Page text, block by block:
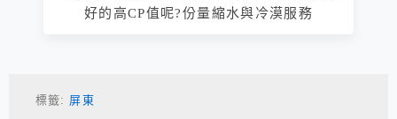
好的高CP值呢?份量縮水與冷漠服務
標籤: 屏東